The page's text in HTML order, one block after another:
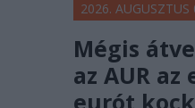
2026. AUGUSZTUS
Mégis
az AUR
eurót